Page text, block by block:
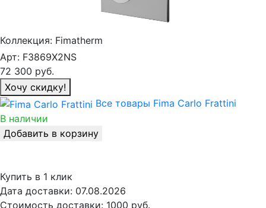
Коллекция: Fimatherm
Арт: F3869X2NS
72 300 руб.
Хочу скидку!
Все товары Fima Carlo Frattini
В наличии
Добавить в корзину
Купить в 1 клик
Дата доставки: 07.08.2026
Стоимость доставки: 1000 руб.